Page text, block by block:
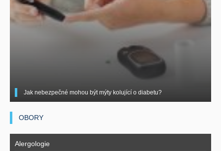
Jak nebezpečné mohou být mýty kolující o diabetu?
OBORY
Alergologie